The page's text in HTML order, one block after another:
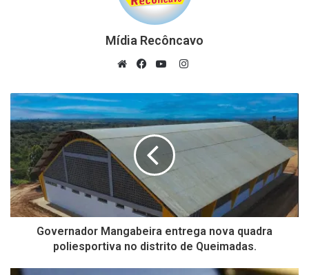
Mídia Recôncavo
Instagram
Governador Mangabeira entrega nova quadra
poliesportiva no distrito de Queimadas.